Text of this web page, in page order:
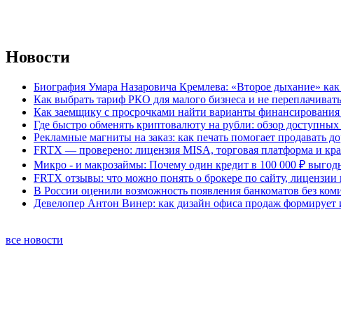
Новости
Биография Умара Назаровича Кремлева: «Второе дыхание»
Как выбрать тариф РКО для малого бизнеса и не
Как заемщику с просрочками найти варианты
Где быстро обменять криптовалюту на рубли: обзор доступных
Рекламные магниты на заказ: как печать помогает продавать
FRTX — проверено: лицензия MISA, торговая платформа и
Микро - и макрозаймы: Почему один кредит в 100 000 ₽
FRTX отзывы: что можно понять о брокере по сайту, лицензии
В России оценили возможность появления банкоматов без
Девелопер Антон Винер: как дизайн офиса продаж
все новости